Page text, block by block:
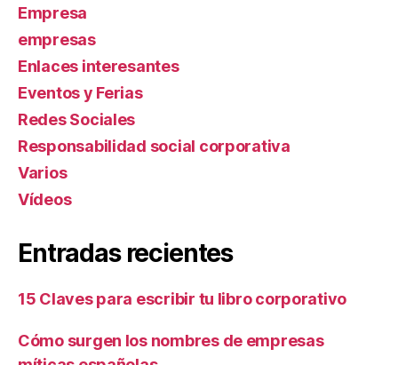
Empresa
empresas
Enlaces interesantes
Eventos y Ferias
Redes Sociales
Responsabilidad social corporativa
Varios
Ví­deos
Entradas recientes
15 Claves para escribir tu libro corporativo
Cómo surgen los nombres de empresas